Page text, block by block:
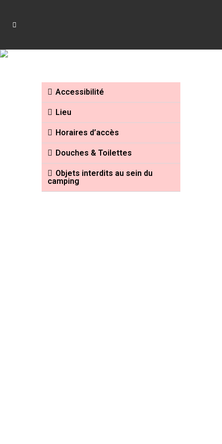
Accessibilité
Lieu
Horaires d’accès
Douches & Toilettes
Objets interdits au sein du
camping